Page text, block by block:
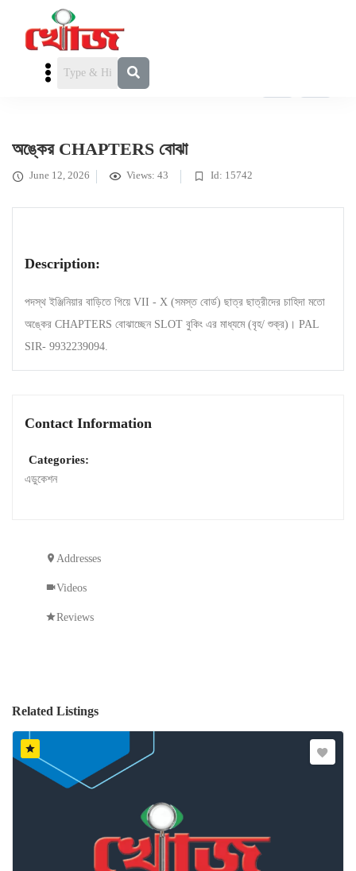
FEATURED
» অঙ্কের CHAPTERS বোঝা
অঙ্কের CHAPTERS বোঝা
June 12, 2026 Views: 43 Id: 15742
Description:
পদস্থ ইঞ্জিনিয়ার বাড়িতে গিয়ে VII - X (সমস্ত বোর্ড) ছাত্র ছাত্রীদের চাহিদা মতো
অঙ্কের CHAPTERS বোঝাচ্ছেন SLOT বুকিং এর মাধ্যমে (বৃহ/ শুক্র)। PAL
SIR- 9932239094.
Contact Information
Categories:
এডুকেশন
Addresses
Videos
Reviews
Related Listings